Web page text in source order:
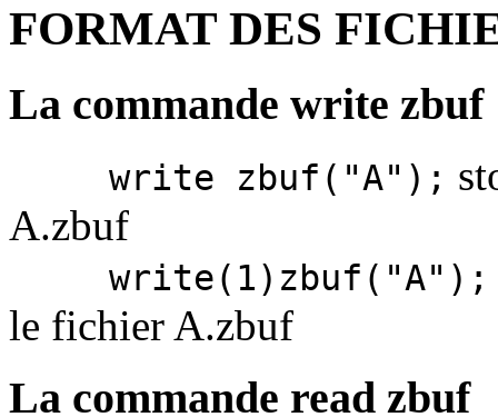
FORMAT DES
La commande write zbuf
write zbuf("A");
A.zbuf
write(1)zbuf("A");
le fichier A.zbuf
La commande read zbuf